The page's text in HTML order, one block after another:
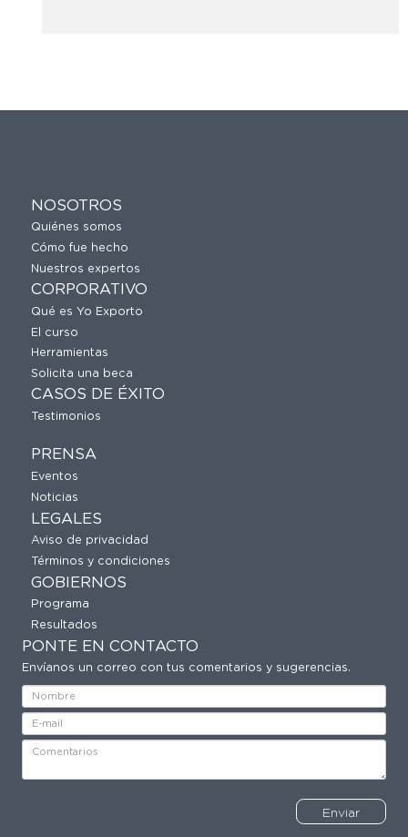
NOSOTROS
Quiénes somos
Cómo fue hecho
Nuestros expertos
CORPORATIVO
Qué es Yo Exporto
El curso
Herramientas
Solicita una beca
CASOS DE ÉXITO
Testimonios
PRENSA
Eventos
Noticias
LEGALES
Aviso de privacidad
Términos y condiciones
GOBIERNOS
Programa
Resultados
PONTE EN CONTACTO
Envíanos un correo con tus comentarios y sugerencias.
Enviar